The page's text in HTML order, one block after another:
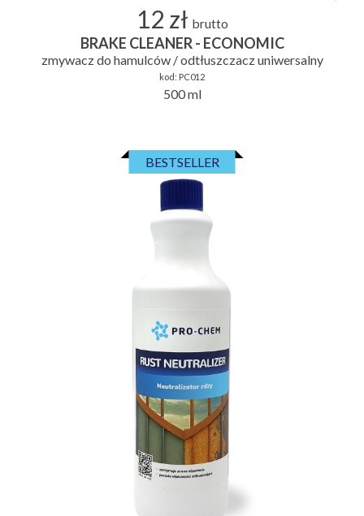
12 zł brutto
BRAKE CLEANER - ECONOMIC
zmywacz do hamulców / odtłuszczacz uniwersalny
kod: PC012
500 ml
BESTSELLER